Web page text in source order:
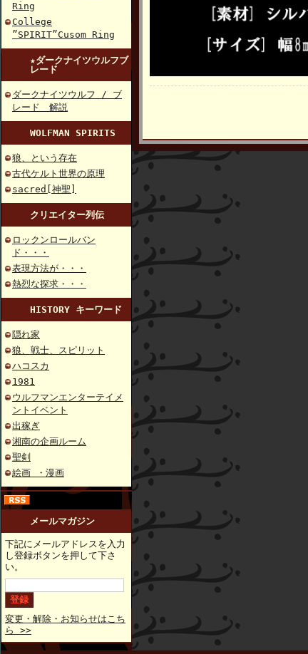
Ring
College
”SPIRIT”Cusom Ring
★ダークナイツウルフブ
レード
ダークナイツウルフ / ブ
レード 解説
WOLFMAN SPIRITS
狼、という存在
古代ケルト世界の原理
sacred[神聖]
クリエイター列伝
ロックンロールバン
ド・・・
表現方法が・・・
熱烈な探求・・・
HISTORY キーワード
隠れ家
狼、戦士、スピリット
ハコスカ
1981
ウルフマンエンターテイメ
ントイベント
出稼ぎ
湘南の企画ルーム
聖剣
絵画 ・漫画
メールマガジン
下記にメールアドレスを入力
し登録ボタンを押して下さ
い。
変更・解除・お知らせはこち
ら >>